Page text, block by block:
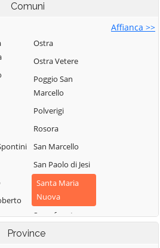
Comuni
Affianca >>
Vito
Ostra
Ostra Vetere
Poggio San
Marcello
Polverigi
Rosora
San Marcello
San Paolo di Jesi
Santa Maria
Nuova
Sassoferrato
Senigallia
Province